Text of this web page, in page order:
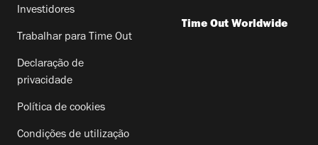
Investidores
Trabalhar para Time Out
Declaração de
privacidade
Política de cookies
Condições de utilização
Time Out Worldwide